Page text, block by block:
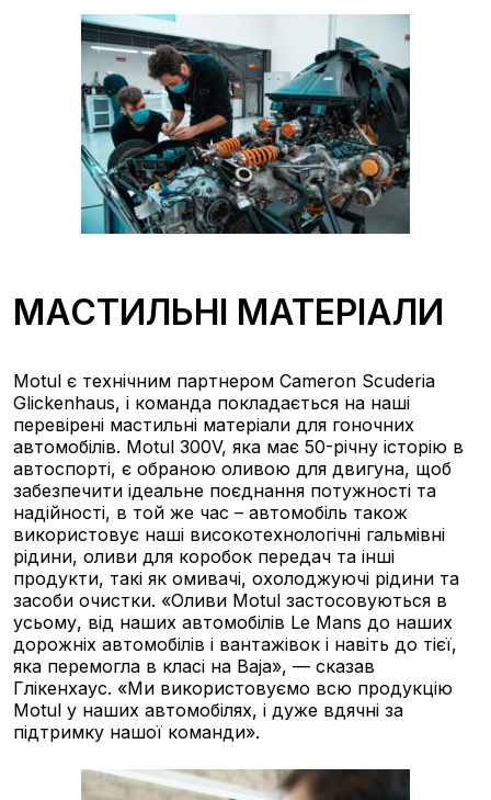
МАСТИЛЬНІ МАТЕРІАЛИ
Motul є технічним партнером Cameron Scuderia
Glickenhaus, і команда покладається на наші
перевірені мастильні матеріали для гоночних
автомобілів. Motul 300V, яка має 50-річну історію в
автоспорті, є обраною оливою для двигуна, щоб
забезпечити ідеальне поєднання потужності та
надійності, в той же час – автомобіль також
використовує наші високотехнологічні гальмівні
рідини, оливи для коробок передач та інші
продукти, такі як омивачі, охолоджуючі рідини та
засоби очистки. «Оливи Motul застосовуються в
усьому, від наших автомобілів Le Mans до наших
дорожніх автомобілів і вантажівок і навіть до тієї,
яка перемогла в класі на Baja», — сказав
Глікенхаус. «Ми використовуємо всю продукцію
Motul у наших автомобілях, і дуже вдячні за
підтримку нашої команди».